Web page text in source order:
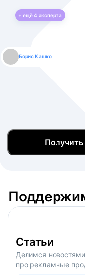
+ ещё4 эксперта
Борис Кашко
Юлия Изоитко
Александр Кулагин
Даниил Макаров
Екатерина Лазаренко
Статьи
Делимся
про рекламные